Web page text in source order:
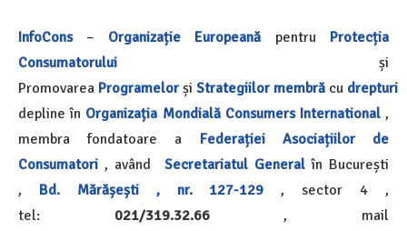
InfoCons– Organizație Europeană pentru Protecția
Consumatorului și
Promovarea Programelor și Strategiilor membră cu drepturi
depline în Organizația Mondială Consumers International,
membra fondatoare a Federației Asociațiilor de
Consumatori , având Secretariatul Generalîn București
, Bd. Mărășești , nr. 127-129 , sector 4 ,
tel: 021/319.32.66, mail